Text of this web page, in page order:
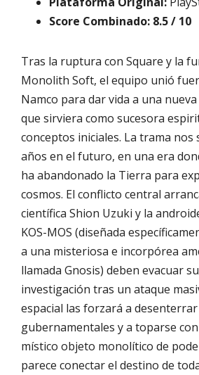
Score Combinado: 8.5 / 10
Tras la ruptura con Square y la
Monolith Soft, el equipo unió
Namco para dar vida a una
que sirviera como sucesora
conceptos iniciales. La trama nos
años en el futuro, en una era
ha abandonado la Tierra para
cosmos. El conflicto central
científica Shion Uzuki y la
KOS-MOS (diseñada
a una misteriosa e incorpórea
llamada Gnosis) deben evacuar
investigación tras un ataque
espacial las forzará a
gubernamentales y a toparse
místico objeto monolítico de
parece conectar el destino de